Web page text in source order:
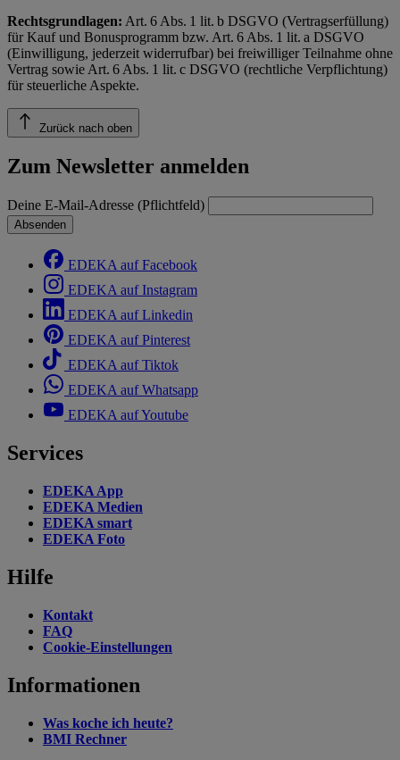
Rechtsgrundlagen: Art. 6 Abs. 1 lit. b DSGVO (Vertragserfüllung)
für Kauf und Bonusprogramm bzw. Art. 6 Abs. 1 lit. a DSGVO
(Einwilligung, jederzeit widerrufbar) bei freiwilliger Teilnahme ohne
Vertrag sowie Art. 6 Abs. 1 lit. c DSGVO (rechtliche Verpflichtung)
für steuerliche Aspekte.
Zurück nach oben
Zum Newsletter anmelden
Deine E-Mail-Adresse (Pflichtfeld)
Absenden
EDEKA auf Facebook
EDEKA auf Instagram
EDEKA auf Linkedin
EDEKA auf Pinterest
EDEKA auf Tiktok
EDEKA auf Whatsapp
EDEKA auf Youtube
Services
EDEKA App
EDEKA Medien
EDEKA smart
EDEKA Foto
Hilfe
Kontakt
FAQ
Cookie-Einstellungen
Informationen
Was koche ich heute?
BMI Rechner